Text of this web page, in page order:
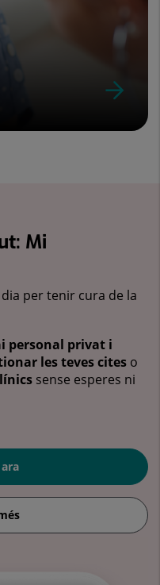
Mi
per tenir cura de la
personal privat i
les teves cites o
sense esperes ni